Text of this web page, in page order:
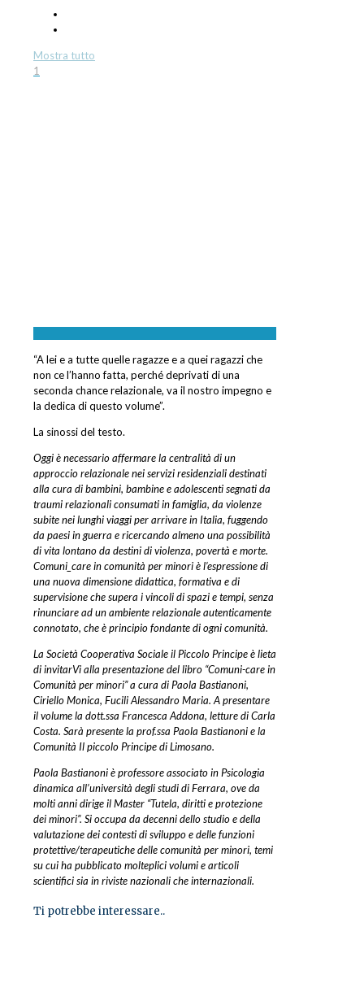
Mostra tutto
1
“A lei e a tutte quelle ragazze e a quei ragazzi che
non ce l’hanno fatta, perché deprivati di una
seconda chance relazionale, va il nostro impegno e
la dedica di questo volume”.
La sinossi del testo.
Oggi è necessario affermare la centralità di un
approccio relazionale nei servizi residenziali destinati
alla cura di bambini, bambine e adolescenti segnati da
traumi relazionali consumati in famiglia, da violenze
subite nei lunghi viaggi per arrivare in Italia, fuggendo
da paesi in guerra e ricercando almeno una possibilità
di vita lontano da destini di violenza, povertà e morte.
Comuni_care in comunità per minori è l’espressione di
una nuova dimensione didattica, formativa e di
supervisione che supera i vincoli di spazi e tempi, senza
rinunciare ad un ambiente relazionale autenticamente
connotato, che è principio fondante di ogni comunità.
La Società Cooperativa Sociale il Piccolo Principe è lieta
di invitarVi alla presentazione del libro “Comuni-care in
Comunità per minori” a cura di Paola Bastianoni,
Ciriello Monica, Fucili Alessandro Maria. A presentare
il volume la dott.ssa Francesca Addona, letture di Carla
Costa. Sarà presente la prof.ssa Paola Bastianoni e la
Comunità Il piccolo Principe di Limosano.
Paola Bastianoni è professore associato in Psicologia
dinamica all’università degli studi di Ferrara, ove da
molti anni dirige il Master “Tutela, diritti e protezione
dei minori”. Si occupa da decenni dello studio e della
valutazione dei contesti di sviluppo e delle funzioni
protettive/terapeutiche delle comunità per minori, temi
su cui ha pubblicato molteplici volumi e articoli
scientifici sia in riviste nazionali che internazionali.
Ti potrebbe interessare..